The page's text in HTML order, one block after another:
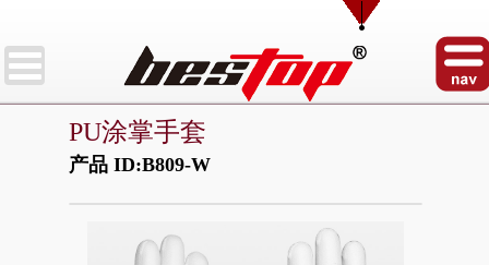
PU涂掌手套
产品 ID:B809-W